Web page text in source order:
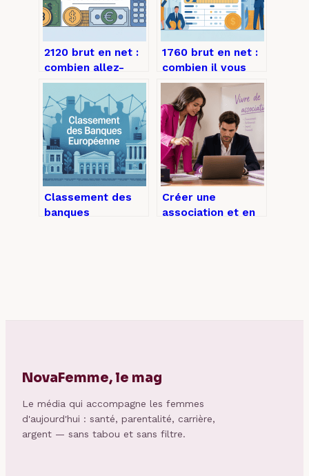
2120 brut en net :
combien allez-
vous réellement
toucher ?
1760 brut en net :
combien il vous
reste réellement
sur votre salaire
Classement des
banques
Créer une
association et en
NovaFemme, le mag
Le média qui accompagne les femmes
d'aujourd'hui : santé, parentalité, carrière,
argent — sans tabou et sans filtre.